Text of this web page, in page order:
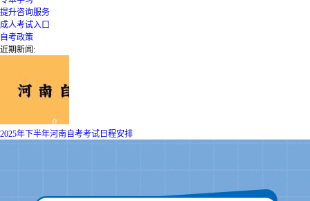
提升咨询服务
成人考试入口
自考政策
近期新闻:
2025年下半年河南自考考试日程安排